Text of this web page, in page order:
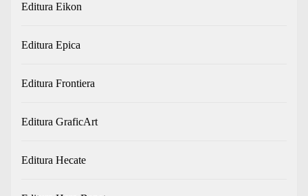
Editura Eikon
Editura Epica
Editura Frontiera
Editura GraficArt
Editura Hecate